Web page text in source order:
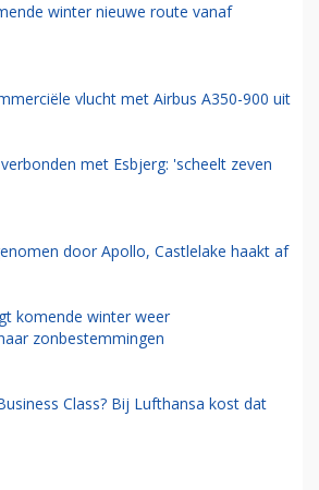
winter nieuwe route vanaf
vlucht met Airbus A350-900 uit
met Esbjerg: 'scheelt zeven
door Apollo, Castlelake haakt af
komende winter weer
zonbestemmingen
Class? Bij Lufthansa kost dat